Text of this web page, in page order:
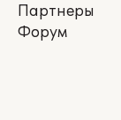
Партнеры
Форум